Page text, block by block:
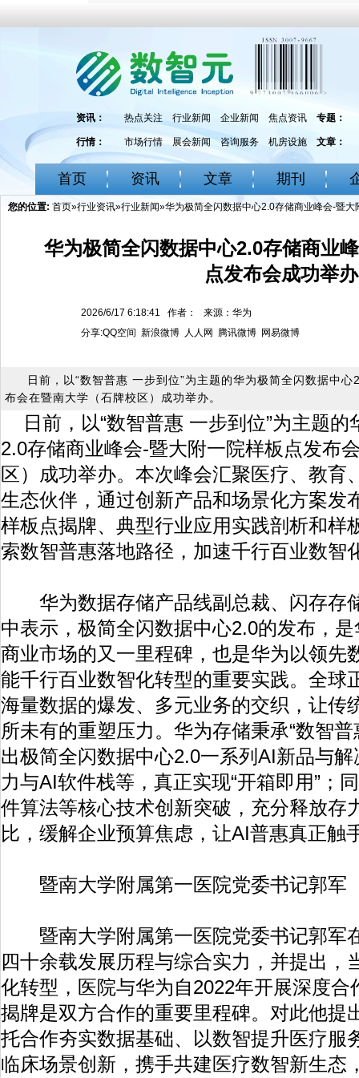
资讯： 热点关注 行业新闻 企业新闻 焦点资讯 专题：
行情： 市场行情 展会新闻 咨询服务 机房设施 文章：
首页 资讯 文章 期刊
您的位置: 首页»行业资讯»行业新闻»华为极简全闪数据中心2.0存储商业峰会-暨
华为极简全闪数据中心2.0存储商业
点发布会成功举办
2026/6/17 6:18:41 作者： 来源：华为
分享:QQ空间 新浪微博 人人网 腾讯微博 网易微博
日前，以“数智普惠 一步到位”为主题的华为极简全闪数据中
布会在暨南大学（石牌校区）成功举办。
日前，以“数智普惠 一步到位”为主题
2.0存储商业峰会-暨大附一院样板点发布
区）成功举办。本次峰会汇聚医疗、教育
生态伙伴，通过创新产品和场景化方案发
样板点揭牌、典型行业应用实践剖析和样
索数智普惠落地路径，加速千行百业数智
华为数据存储产品线副总裁、闪存存
中表示，极简全闪数据中心2.0的发布，
商业市场的又一里程碑，也是华为以领先
能千行百业数智化转型的重要实践。全球
海量数据的爆发、多元业务的交织，让传
所未有的重塑压力。华为存储秉承“数智
出极简全闪数据中心2.0一系列AI新品与
力与AI软件栈等，真正实现“开箱即用”；
件算法等核心技术创新突破，充分释放存
比，缓解企业预算焦虑，让AI普惠真正触
暨南大学附属第一医院党委书记郭军
暨南大学附属第一医院党委书记郭军
四十余载发展历程与综合实力，并提出，
化转型，医院与华为自2022年开展深度
揭牌是双方合作的重要里程碑。对此他提
托合作夯实数据基础、以数智提升医疗服
临床场景创新，携手共建医疗数智新生态